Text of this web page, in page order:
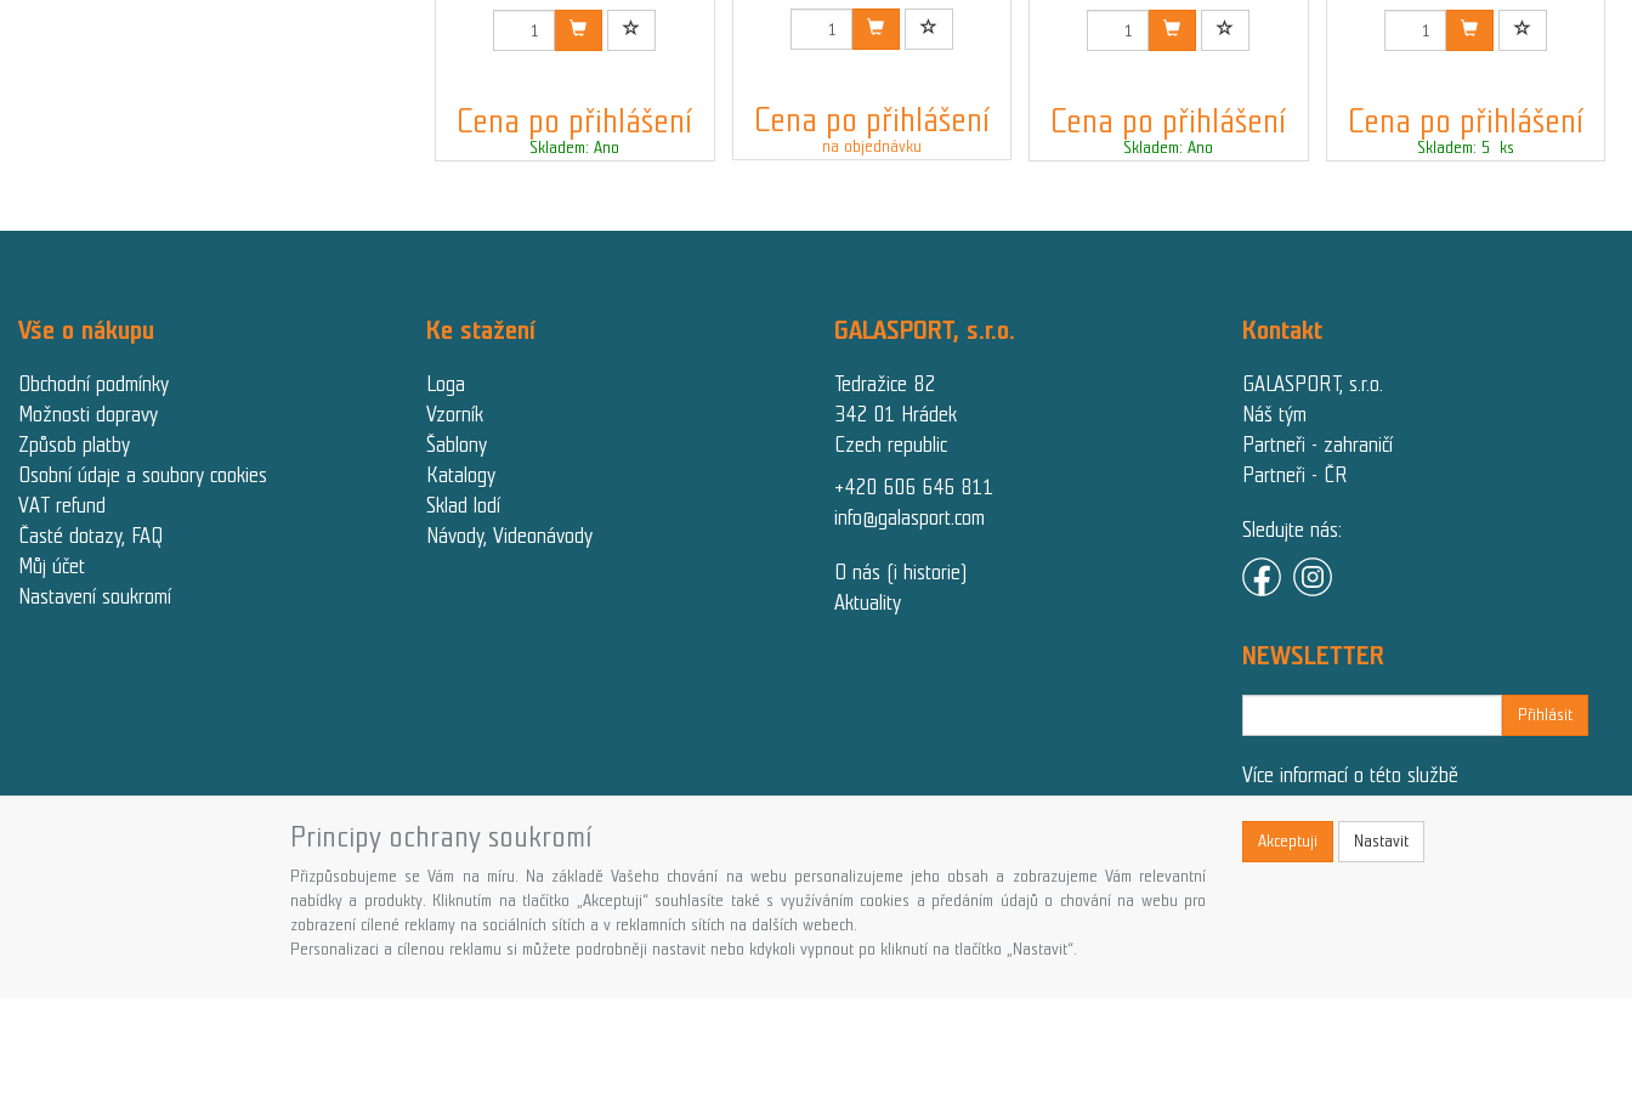
Kód: 03541_XS
Cena po přihlášení
Skladem: Ano
Kód: 03541_L
Cena po přihlášení
na objednávku
Kód: 03541_S
Cena po přihlášení
Skladem: Ano
Kód: 03542_S_SALE
Cena po přihlášení
Skladem: 5 ks
Vše o nákupu
Obchodní podmínky
Možnosti dopravy
Způsob platby
Osobní údaje a soubory cookies
VAT refund
Časté dotazy, FAQ
Můj účet
Nastavení soukromí
Ke stažení
Loga
Vzorník
Šablony
Katalogy
Sklad lodí
Návody, Videonávody
GALASPORT, s.r.o.
Tedražice 82
342 01 Hrádek
Czech republic
+420 606 646 811
info@galasport.com
O nás (i historie)
Aktuality
Kontakt
GALASPORT, s.r.o.
Náš tým
Partneři - zahraničí
Partneři - ČR
Sledujte nás:
NEWSLETTER
Přihlásit
Více informací o této službě
powered by ABRA E-shop
Principy ochrany soukromí
Přizpůsobujeme se Vám na míru. Na základě Vašeho chování na webu personalizujeme jeho obsah a zobrazujeme Vám relevantní
nabídky a produkty. Kliknutím na tlačítko „Akceptuji“ souhlasíte také s využíváním cookies a předáním údajů o chování na webu pro
zobrazení cílené reklamy na sociálních sítích a v reklamních sítích na dalších webech.
Personalizaci a cílenou reklamu si můžete podrobněji nastavit nebo kdykoli vypnout po kliknutí na tlačítko „Nastavit“.
Akceptuji Nastavit